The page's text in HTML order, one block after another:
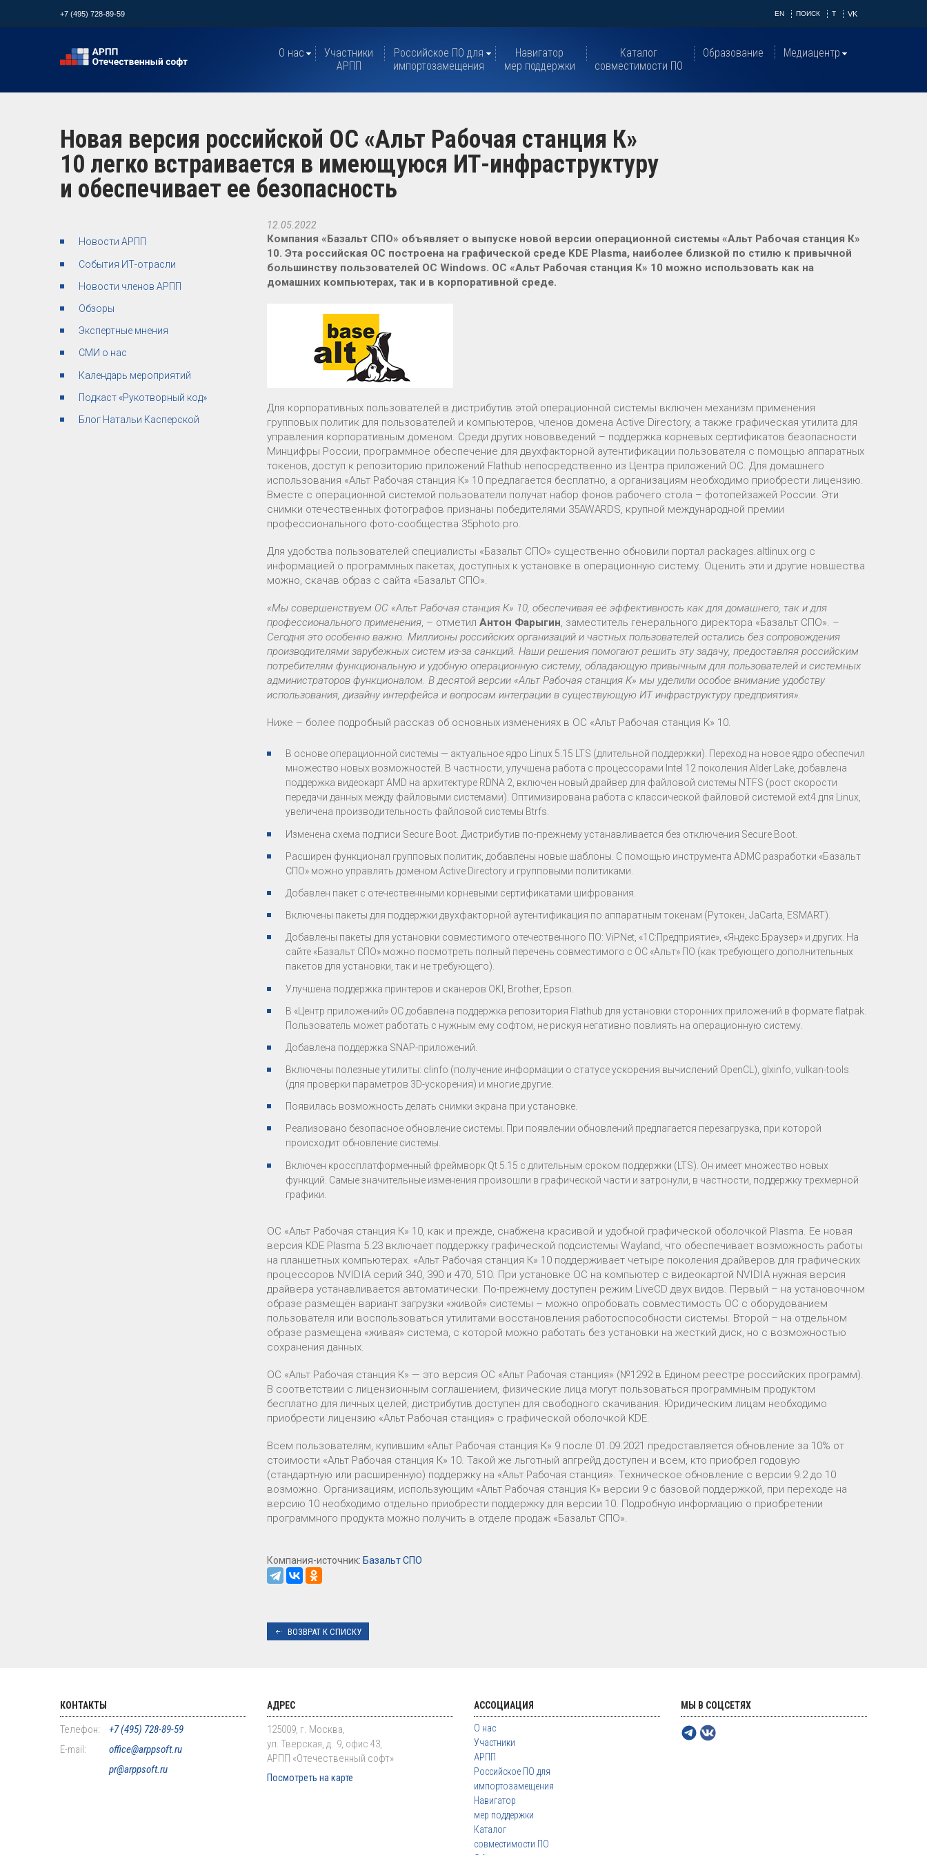
+7 (495) 728-89-59 EN ПОИСК T VK
О нас
Участники
АРПП
Российское ПО для
импортозамещения
Навигатор
мер поддержки
Каталог
совместимости ПО
Образование Медиацентр
Новая версия российской ОС «Альт Рабочая станция К»
10 легко встраивается в имеющуюся ИТ-инфраструктуру
и обеспечивает ее безопасность
Новости АРПП
События ИТ-отрасли
Новости членов АРПП
Обзоры
Экспертные мнения
СМИ о нас
Календарь мероприятий
Подкаст «Рукотворный код»
Блог Натальи Касперской
12.05.2022
Компания «Базальт СПО» объявляет о выпуске новой версии операционной системы «Альт Рабочая станция К»
10. Эта российская ОС построена на графической среде KDE Plasma, наиболее близкой по стилю к привычной
большинству пользователей ОС Windows. ОС «Альт Рабочая станция К» 10 можно использовать как на
домашних компьютерах, так и в корпоративной среде.
Для корпоративных пользователей в дистрибутив этой операционной системы включен механизм применения
групповых политик для пользователей и компьютеров, членов домена Active Directory, а также графическая утилита для
управления корпоративным доменом. Среди других нововведений – поддержка корневых сертификатов безопасности
Минцифры России, программное обеспечение для двухфакторной аутентификации пользователя с помощью аппаратных
токенов, доступ к репозиторию приложений Flathub непосредственно из Центра приложений ОС. Для домашнего
использования «Альт Рабочая станция К» 10 предлагается бесплатно, а организациям необходимо приобрести лицензию.
Вместе с операционной системой пользователи получат набор фонов рабочего стола – фотопейзажей России. Эти
снимки отечественных фотографов признаны победителями 35AWARDS, крупной международной премии
профессионального фото-сообщества 35photo.pro.
Для удобства пользователей специалисты «Базальт СПО» существенно обновили портал packages.altlinux.org с
информацией о программных пакетах, доступных к установке в операционную систему. Оценить эти и другие новшества
можно, скачав образ с сайта «Базальт СПО».
«Мы совершенствуем ОС «Альт Рабочая станция К» 10, обеспечивая её эффективность как для домашнего, так и для
профессионального применения, – отметил Антон Фарыгин, заместитель генерального директора «Базальт СПО». –
Сегодня это особенно важно. Миллионы российских организаций и частных пользователей остались без сопровождения
производителями зарубежных систем из-за санкций. Наши решения помогают решить эту задачу, предоставляя российским
потребителям функциональную и удобную операционную систему, обладающую привычным для пользователей и системных
администраторов функционалом. В десятой версии «Альт Рабочая станция К» мы уделили особое внимание удобству
использования, дизайну интерфейса и вопросам интеграции в существующую ИТ инфраструктуру предприятия».
Ниже – более подробный рассказ об основных изменениях в ОС «Альт Рабочая станция К» 10.
В основе операционной системы — актуальное ядро Linux 5.15 LTS (длительной поддержки). Переход на новое ядро обеспечил
множество новых возможностей. В частности, улучшена работа с процессорами Intel 12 поколения Alder Lake, добавлена
поддержка видеокарт AMD на архитектуре RDNA 2, включен новый драйвер для файловой системы NTFS (рост скорости
передачи данных между файловыми системами). Оптимизирована работа с классической файловой системой ext4 для Linux,
увеличена производительность файловой системы Btrfs.
Изменена схема подписи Secure Boot. Дистрибутив по-прежнему устанавливается без отключения Secure Boot.
Расширен функционал групповых политик, добавлены новые шаблоны. С помощью инструмента ADMC разработки «Базальт
СПО» можно управлять доменом Active Directory и групповыми политиками.
Добавлен пакет с отечественными корневыми сертификатами шифрования.
Включены пакеты для поддержки двухфакторной аутентификация по аппаратным токенам (Рутокен, JaCarta, ESMART).
Добавлены пакеты для установки совместимого отечественного ПО: ViPNet, «1С:Предприятие», «Яндекс.Браузер» и других. На
сайте «Базальт СПО» можно посмотреть полный перечень совместимого с ОС «Альт» ПО (как требующего дополнительных
пакетов для установки, так и не требующего).
Улучшена поддержка принтеров и сканеров OKI, Brother, Epson.
В «Центр приложений» ОС добавлена поддержка репозитория Flathub для установки сторонних приложений в формате flatpak.
Пользователь может работать с нужным ему софтом, не рискуя негативно повлиять на операционную систему.
Добавлена поддержка SNAP-приложений.
Включены полезные утилиты: clinfo (получение информации о статусе ускорения вычислений OpenCL), glxinfo, vulkan-tools
(для проверки параметров 3D-ускорения) и многие другие.
Появилась возможность делать снимки экрана при установке.
Реализовано безопасное обновление системы. При появлении обновлений предлагается перезагрузка, при которой
происходит обновление системы.
Включен кроссплатформенный фреймворк Qt 5.15 с длительным сроком поддержки (LTS). Он имеет множество новых
функций. Самые значительные изменения произошли в графической части и затронули, в частности, поддержку трехмерной
графики.
ОС «Альт Рабочая станция К» 10, как и прежде, снабжена красивой и удобной графической оболочкой Plasma. Ее новая
версия KDE Plasma 5.23 включает поддержку графической подсистемы Wayland, что обеспечивает возможность работы
на планшетных компьютерах. «Альт Рабочая станция К» 10 поддерживает четыре поколения драйверов для графических
процессоров NVIDIA серий 340, 390 и 470, 510. При установке ОС на компьютер с видеокартой NVIDIA нужная версия
драйвера устанавливается автоматически. По-прежнему доступен режим LiveCD двух видов. Первый – на установочном
образе размещён вариант загрузки «живой» системы – можно опробовать совместимость ОС с оборудованием
пользователя или воспользоваться утилитами восстановления работоспособности системы. Второй – на отдельном
образе размещена «живая» система, с которой можно работать без установки на жесткий диск, но с возможностью
сохранения данных.
ОС «Альт Рабочая станция К» — это версия ОС «Альт Рабочая станция» (№1292 в Едином реестре российских программ).
В соответствии с лицензионным соглашением, физические лица могут пользоваться программным продуктом
бесплатно для личных целей; дистрибутив доступен для свободного скачивания. Юридическим лицам необходимо
приобрести лицензию «Альт Рабочая станция» с графической оболочкой KDE.
Всем пользователям, купившим «Альт Рабочая станция К» 9 после 01.09.2021 предоставляется обновление за 10% от
стоимости «Альт Рабочая станция К» 10. Такой же льготный апгрейд доступен и всем, кто приобрел годовую
(стандартную или расширенную) поддержку на «Альт Рабочая станция». Техническое обновление с версии 9.2 до 10
возможно. Организациям, использующим «Альт Рабочая станция К» версии 9 с базовой поддержкой, при переходе на
версию 10 необходимо отдельно приобрести поддержку для версии 10. Подробную информацию о приобретении
программного продукта можно получить в отделе продаж «Базальт СПО».
Компания-источник: Базальт СПО
ВОЗВРАТ К СПИСКУ
КОНТАКТЫ
Телефон:
+7 (495) 728-89-59
E-mail:
office@arppsoft.ru
pr@arppsoft.ru
АДРЕС
125009, г. Москва,
ул. Тверская, д. 9, офис 43,
АРПП «Отечественный софт»
Посмотреть на карте
АССОЦИАЦИЯ
О нас
Участники
АРПП
Российское ПО для
импортозамещения
Навигатор
мер поддержки
Каталог
совместимости ПО
МЫ В СОЦСЕТЯХ